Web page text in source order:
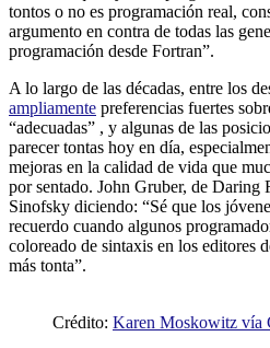
tontos o no es programación real,
argumento en contra de todas las
programación desde Fortran”.
A lo largo de las décadas, entre los
ampliamente preferencias fuertes
“adecuadas” , y algunas de las
parecer tontas hoy en día,
mejoras en la calidad de vida que
por sentado. John Gruber, de Daring
Sinofsky diciendo: “Sé que los
recuerdo cuando algunos
coloreado de sintaxis en los editores
más tonta”.
Crédito: Karen Moskowitz vía